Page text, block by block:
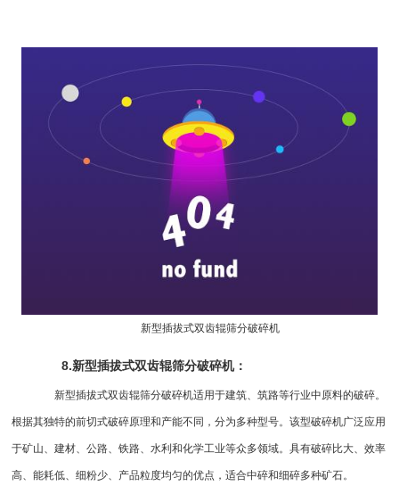
新型插拔式双齿辊筛分破碎机
8.新型插拔式双齿辊筛分破碎机：
新型插拔式双齿辊筛分破碎机适用于建筑、筑路等行业中原料的破碎。
根据其独特的前切式破碎原理和产能不同，分为多种型号。该型破碎机广泛应用
于矿山、建材、公路、铁路、水利和化学工业等众多领域。具有破碎比大、效率
高、能耗低、细粉少、产品粒度均匀的优点，适合中碎和细碎多种矿石。